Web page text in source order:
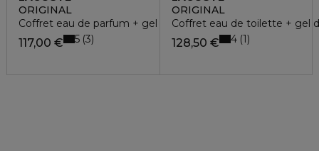
ORIGINAL
Coffret eau de parfum + gel douche + vaporisateur voyage
117,00 € 5 3
ORIGINAL
Coffret eau de toilette + gel
128,50 € 4 1